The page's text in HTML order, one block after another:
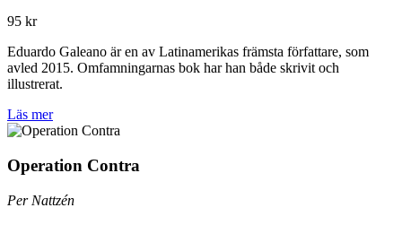
95 kr
Eduardo Galeano är en av Latinamerikas främsta författare, som
avled 2015. Omfamningarnas bok har han både skrivit och
illustrerat.
Läs mer
Operation Contra
Per Nattzén